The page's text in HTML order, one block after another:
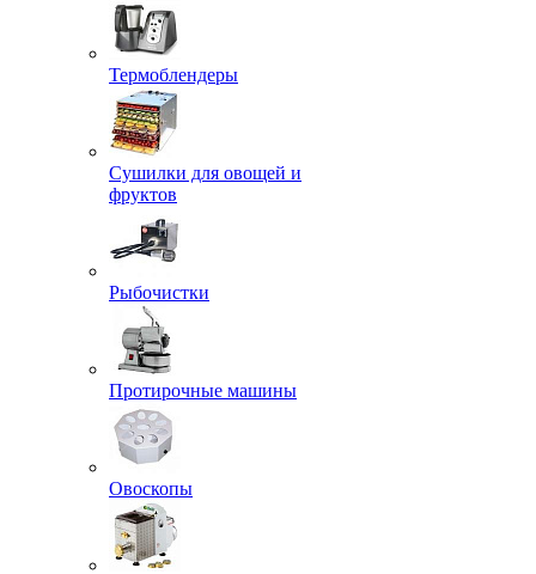
Термоблендеры
Сушилки для овощей и
фруктов
Рыбочистки
Протирочные машины
Овоскопы